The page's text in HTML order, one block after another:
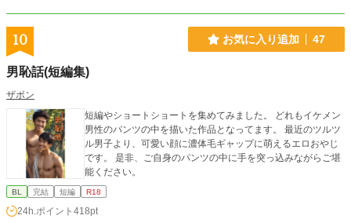
10 お気に入り追加 47
男恥話(短編集)
ザボン
短編やショートショートを集めてみました。 どれもイケメン
男性のパンツの中を描いた作品となってます。 最近のツルツ
ル男子より、可愛い顔に濃体毛ギャップに萌えるエロおやじ
です。 是非、ご自身のパンツの中に手を突っ込みながらご堪
能ください。
BL 完結 短編 R18
24h.ポイント 418pt